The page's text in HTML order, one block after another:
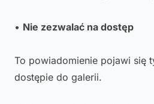
• Nie zezwalać na dostęp
To powiadomienie pojawi się
dostępie do galerii.